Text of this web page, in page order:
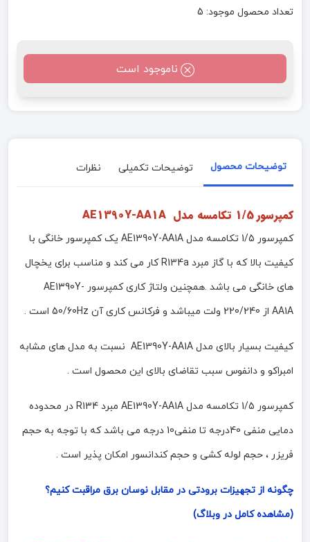
تعداد محصول موجود: 5
ناموجود است
توضیحات محصول توضیحات تکمیلی نظرات
کمپرسور 1/5 تکامسه مدل AE1390Y-AA1A
کمپرسور 1/5 تکامسه مدل AE1390Y-AA1A یک کمپرسور خانگی با
کیفیت بالا که با گاز مبرد R134a کار می کند و مناسب برای یخچال
های خانگی می باشد .همچنین ولتاژ کاری کمپرسور AE1390Y-
AA1A از 220/240 ولت میباشد و فرکانس کاری آن 50/60Hz است .
کیفیت بسیار بالای مدل AE1390Y-AA1A نسبت به مدل های مشابه
امبراکو و دانفوس سبب تقاضای بالای این محصول است .
کمپرسور 1/5 تکامسه مدل AE1390Y-AA1A مبرد R134 در محدوده
دمایی منفی 40درجه تا منفی10 درجه می باشد که با توجه به حجم
فریزر ، حجم لوله کشی و حجم کندانسور امکان پذیر است .
چگونه از تجهیزات برودتی در مقابل نوسان برق مراقبت کنیم؟
(مشاهده کامل در وبلاگ)